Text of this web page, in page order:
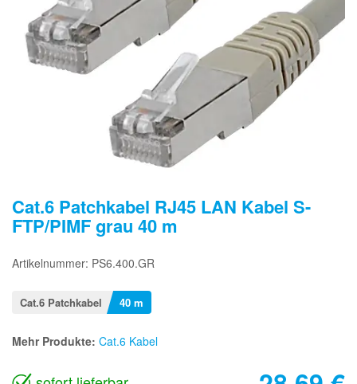
Cat.6 Patchkabel RJ45 LAN Kabel S-
FTP/PIMF grau 40 m
Artikelnummer: PS6.400.GR
Cat.6 Patchkabel 40 m
Mehr Produkte: Cat.6 Kabel